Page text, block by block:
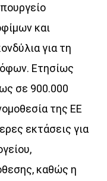
και
για τη
Ετησίως
σε 900.000
της ΕΕ
εκτάσεις για
καθώς η